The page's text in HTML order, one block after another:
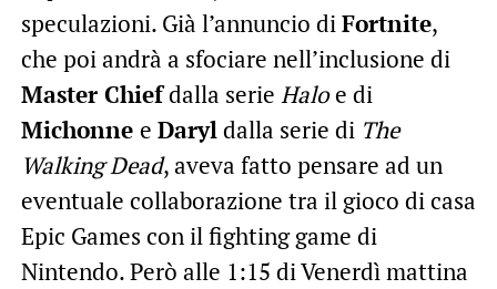
speculazioni. Già l’annuncio diFortnite,
che poi andrà a sfociare nell’inclusione di
Master Chiefdalla serie Haloe di
Michonne e Daryldalla serie di The
Walking Dead, aveva fatto pensare ad un
eventuale collaborazione tra il gioco di casa
Epic Games con il fighting game di
Nintendo. Però alle 1:15 di Venerdì mattina